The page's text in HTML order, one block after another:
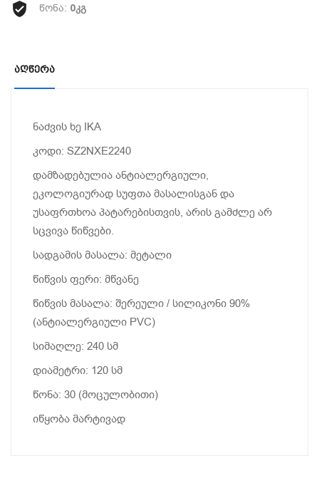
წონა: 0კგ
Აღწერა
ნაძვის ხე IKA
კოდი: SZ2NXE2240
დამზადებულია ანტიალერგიული,
ეკოლოგიურად სუფთა მასალისგან და
უსაფრთხოა პატარებისთვის, არის გამძლე არ
სცვივა წიწვები.
სადგამის მასალა: მეტალი
წიწვის ფერი: მწვანე
წიწვის მასალა: შერეული / სილიკონი 90%
(ანტიალერგიული PVC)
სიმაღლე: 240 სმ
დიამეტრი: 120 სმ
წონა: 30 (მოცულობითი)
იწყობა მარტივად